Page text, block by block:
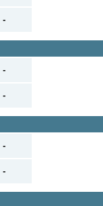
-
-
-
-
-